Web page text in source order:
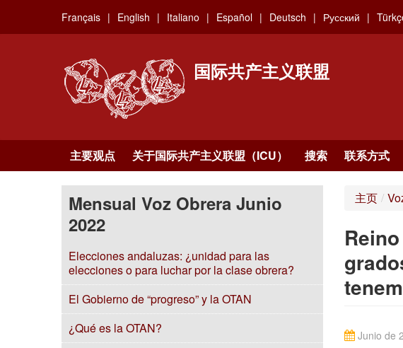
main
Français English Italiano Español Deutsch Русский
国际共产主义联盟
主要观点 关于国际共产主义联盟（ICU） 搜索 联系方式
Mensual Voz Obrera Junio
2022
Elecciones andaluzas: ¿unidad para las
elecciones o para luchar por la clase obrera?
El Gobierno de “progreso” y la OTAN
¿Qué es la OTAN?
主页 /
Junio de